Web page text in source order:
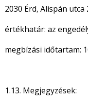
2030 Érd, Alispán utca
értékhatár: az
megbízási időtartam:
1.13. Megjegyzések: